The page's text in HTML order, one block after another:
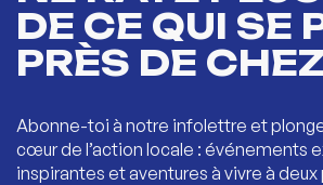
DE CE QUI SE
PRÈS DE
Abonne-toi à notre infolettre et
cœur de l’action locale : événements
inspirantes et aventures à vivre à